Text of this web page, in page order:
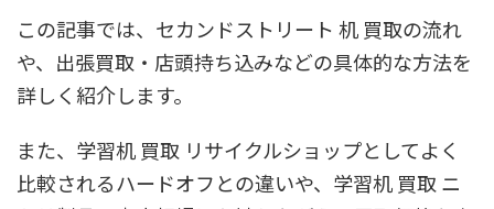
この記事では、セカンドストリート 机 買取の流れ
や、出張買取・店頭持ち込みなどの具体的な方法を
詳しく紹介します。
また、学習机 買取 リサイクルショップとしてよく
比較されるハードオフとの違いや、学習机 買取 ニ